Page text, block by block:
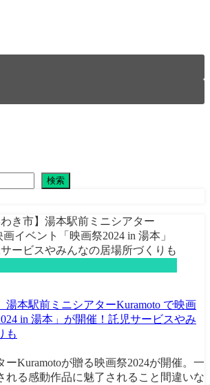
検索
湯本駅前ミニシアターKuramoto で映画
in 湯本」が開催！託児サービスやみ
も
Kuramotoが贈る映画祭2024が開催。一
れる感動作品に魅了されること間違いな